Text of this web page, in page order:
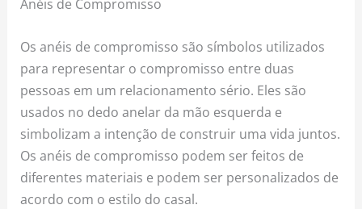
Os anéis de compromisso são símbolos utilizados
para representar o compromisso entre duas
pessoas em um relacionamento sério. Eles são
usados no dedo anelar da mão esquerda e
simbolizam a intenção de construir uma vida juntos.
Os anéis de compromisso podem ser feitos de
diferentes materiais e podem ser personalizados de
acordo com o estilo do casal.